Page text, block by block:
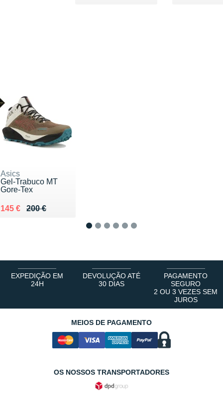
Asics
Gel-Trabuco MT
Gore-Tex
200 €
Au lieu de 200 €
145 €
Vendu 145 €
EXPEDIÇÃO EM
24H
DEVOLUÇÃO ATÉ
30 DIAS
PAGAMENTO
SEGURO
2 OU 3 VEZES SEM
JUROS
MEIOS DE PAGAMENTO
OS NOSSOS TRANSPORTADORES